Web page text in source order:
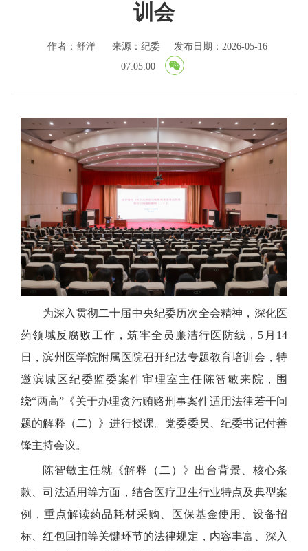
训会
作者：舒洋 来源：纪委
发布日期：2026-05-16
07:05:00
为深入贯彻二十届中央纪委历次全会精神，深化医
药领域反腐败工作，筑牢全员廉洁行医防线，5月14
日，滨州医学院附属医院召开纪法专题教育培训会，特
邀滨城区纪委监委案件审理室主任陈智敏来院，围
绕“两高”《关于办理贪污贿赂刑事案件适用法律若干问
题的解释（二）》进行授课。党委委员、纪委书记付善
锋主持会议。
陈智敏主任就《解释（二）》出台背景、核心条
款、司法适用等方面，结合医疗卫生行业特点及典型案
例，重点解读药品耗材采购、医保基金使用、设备招
标、红包回扣等关键环节的法律规定，内容丰富、深入